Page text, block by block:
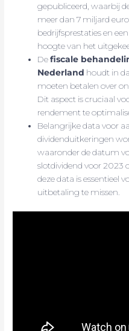
gepubliceerd, waarbij
meer dan 7 miljard
bedrijfsprestaties en
hoogte van het
Defiscale
Nederland houdt in
moeten betalen over
Dit aspect is cruciaal
rendement te
Belangrijke data voor
dividenduitkeringen
waaronder de datum
slotdividend voor 2023
deze data is essentieel
uitbetaling te missen.